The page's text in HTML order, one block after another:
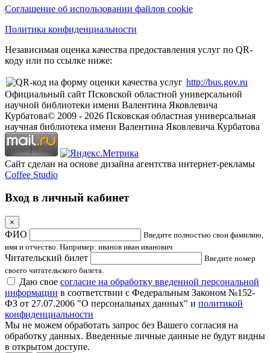
Соглашение об использовании файлов cookie
Политика конфиденциальности
Независимая оценка качества предоставления услуг по QR-
коду или по ссылке ниже:
http://bus.gov.ru
Официальный сайт Псковской областной универсальной
научной библиотеки имени Валентина Яковлевича
Курбатова© 2009 - 2026 Псковская областная универсальная
научная библиотека имени Валентина Яковлевича Курбатова
Сайт сделан на основе дизайна агентства интернет-рекламы
Coffee Studio
Вход в личный кабинет
×
ФИО
Введите полностью свои фамилию,
имя и отчество. Например: иванов иван иванович
Читательский билет
Введите номер
своего читательского билета.
Даю свое согласие на обработку введенной персональной
информации в соответствии с Федеральным Законом №152-
ФЗ от 27.07.2006 "О персональных данных" и политикой
конфиденциальности
Мы не можем обработать запрос без Вашего согласия на
обработку данных. Введенные личные данные не будут видны
в открытом доступе.